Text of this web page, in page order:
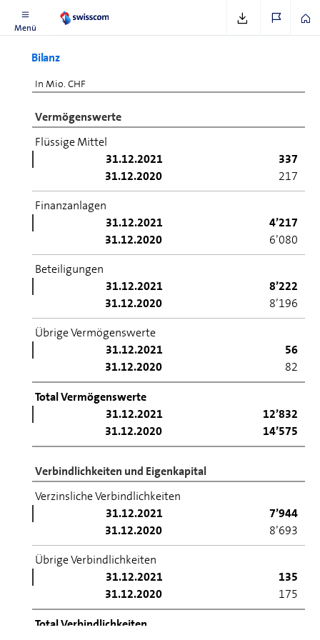
Menü
Bilanz
In Mio. CHF
Vermögenswerte
Flüssige Mittel
31.12.2021
337
31.12.2020
217
Finanzanlagen
31.12.2021
4’217
31.12.2020
6’080
Beteiligungen
31.12.2021
8’222
31.12.2020
8’196
Übrige Vermögenswerte
31.12.2021
56
31.12.2020
82
Total Vermögenswerte
31.12.2021
12’832
31.12.2020
14’575
Ver­bind­lich­kei­ten und Eigenkapital
Verzinsliche Ver­bind­lich­kei­ten
31.12.2021
7’944
31.12.2020
8’693
Übrige Ver­bind­lich­kei­ten
31.12.2021
135
31.12.2020
175
Total Ver­bind­lich­kei­ten